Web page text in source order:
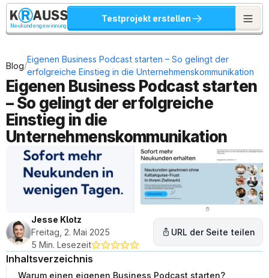
Neukundengewinnung
Testprojekt erstellen
Blog/
Eigenen Business Podcast starten – So gelingt der
erfolgreiche Einstieg in die Unternehmenskommunikation
Eigenen Business Podcast starten
– So gelingt der erfolgreiche
Einstieg in die
Unternehmenskommunikation
Jesse Klotz
Freitag, 2. Mai 2025
5 Min. Lesezeit
URL der Seite teilen
Inhaltsverzeichnis
Warum einen eigenen Business Podcast starten?